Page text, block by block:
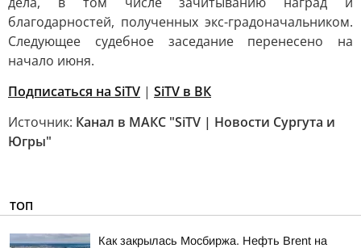
благодарностей, полученных экс-градоначальником.
Следующее судебное заседание перенесено на
начало июня.
Подписаться на SiTV | SiTV в ВК
Источник: Канал в МАКС "SiTV | Новости Сургута и
Югры"
ТОП
Как закрылась Мосбиржа. Нефть Brent на